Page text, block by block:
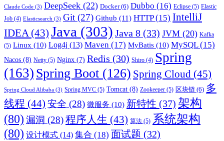
Claude Code (3) DeepSeek (22) Docker(6) Dubbo (16) Eclipse (5) Elastic
Job (4) Elasticsearch (3) Git (27) Github (11) HTTP(15) IntelliJ
IDEA(43) Java (303) Java 8 (33) JVM (20) Kafka
(5) Linux (10) Log4j (13) Maven (17) MyBatis (10) MySQL(15)
Nacos (8) Netty (5) Nginx (7) Redis (30) Shiro (4) Spring
(163) Spring Boot (126) Spring Cloud (45)
Spring Cloud Alibaba (3) Spring MVC (5) Tomcat (8) Zookeeper (5) 区块链 (6) 多
线程 (44) 安全 (28) 微服务 (10) 新特性 (37) 架构
(80) 漏洞 (28)程序人生 (43) 算法 (5) 系统架构
(80) 设计模式 (14) 集合 (18) 面试题 (32)